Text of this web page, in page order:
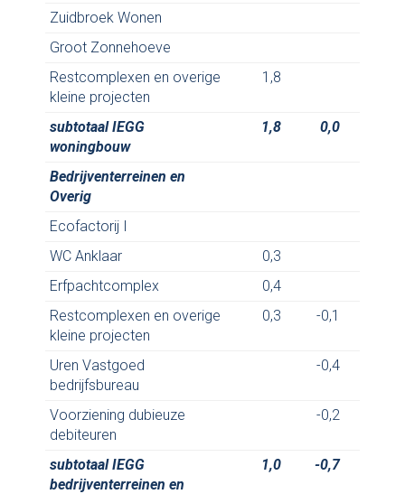
Zuidbroek Wonen
Groot Zonnehoeve
Restcomplexen en overige
kleine projecten
1,8
subtotaal IEGG
woningbouw
1,8 0,0
Bedrijventerreinen en
Overig
Ecofactorij I
WC Anklaar
0,3
Erfpachtcomplex
0,4
Restcomplexen en overige
kleine projecten
0,3 -0,1
Uren Vastgoed
bedrijfsbureau
-0,4
Voorziening dubieuze
debiteuren
-0,2
subtotaal IEGG
bedrijventerreinen en
1,0 -0,7